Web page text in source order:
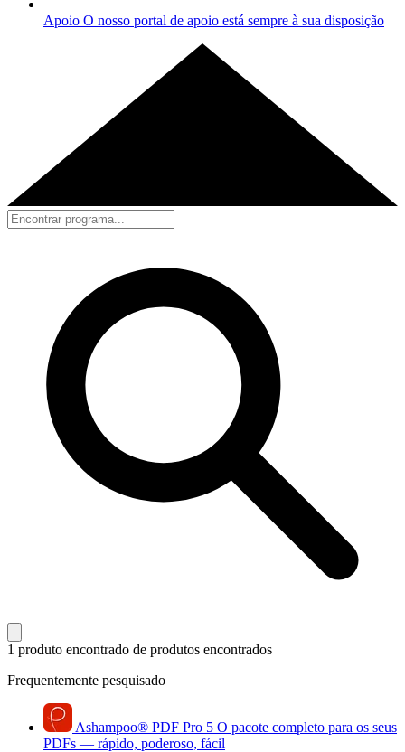
Apoio O nosso portal de apoio está sempre à sua disposição
1 produto encontrado de produtos encontrados
Frequentemente pesquisado
Ashampoo® PDF Pro 5 O pacote completo para os seus
PDFs — rápido, poderoso, fácil